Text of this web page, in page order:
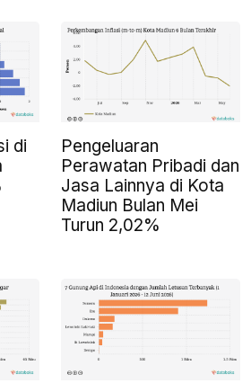
di
Pengeluaran
Perawatan Pribadi dan
Jasa Lainnya di Kota
Madiun Bulan Mei
Turun 2,02%